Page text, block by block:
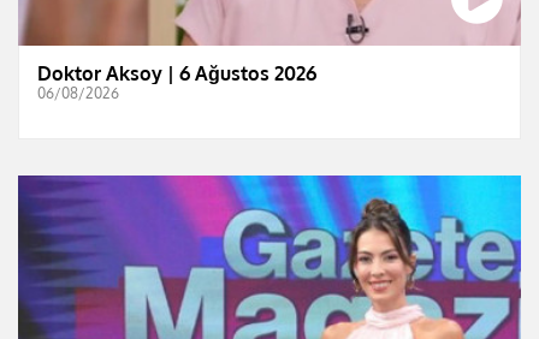
Doktor Aksoy | 6 Ağustos 2026
06/08/2026